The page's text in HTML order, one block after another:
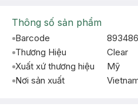
Thông số sản phẩm
Barcode
Thương Hiệu
Clear
Xuất xứ thương hiệu
Mỹ
Nơi sản xuất